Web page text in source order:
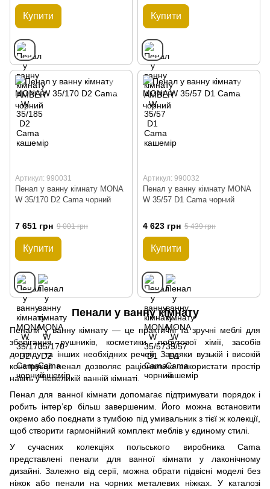
Купити Купити
Артикул: 990031
Пенал у ванну кімнату MONA
W 35/170 D2 Cama чорний
7 651 грн 9 001 грн
Купити
Артикул: 990032
Пенал у ванну кімнату MONA
W 35/57 D1 Cama чорний
4 623 грн 5 439 грн
Купити
Пенали у ванну кімнату
Пенали у ванну кімнату — це практичні та зручні меблі для
зберігання рушників, косметики, побутової хімії, засобів
догляду та інших необхідних речей. Завдяки вузькій і високій
конструкції пенал дозволяє раціонально використати простір
навіть у невеликій ванній кімнаті.
Пенал для ванної кімнати допомагає підтримувати порядок і
робить інтер’єр більш завершеним. Його можна встановити
окремо або поєднати з тумбою під умивальник з тієї ж колекції,
щоб створити гармонійний комплект меблів у єдиному стилі.
У сучасних колекціях польського виробника Cama
представлені пенали для ванної кімнати у лаконічному
дизайні. Залежно від серії, можна обрати підвісні моделі без
ніжок або пенали на чорних металевих ніжках. У каталозі